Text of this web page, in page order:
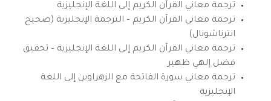
ترجمة معاني القرآن الكريم إلى اللغة الإنجليزية
ترجمة معاني القرآن الكريم – الترجمة الإنجليزية (صحيح
انترناشونال)
ترجمة معاني القرآن الكريم إلى اللغة الإنجليزية – تحقيق
فضل إلهي ظهير
ترجمة معاني سورة الفاتحة مع الزهراوين إلى اللغة
الإنجليزية